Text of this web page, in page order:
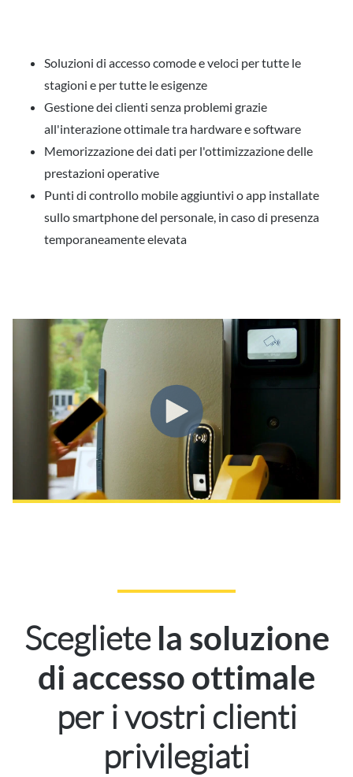
Soluzioni di accesso comode e veloci per tutte le
stagioni e per tutte le esigenze
Gestione dei clienti senza problemi grazie
all'interazione ottimale tra hardware e software
Memorizzazione dei dati per l'ottimizzazione delle
prestazioni operative
Punti di controllo mobile aggiuntivi o app installate
sullo smartphone del personale, in caso di presenza
temporaneamente elevata
Scegliete la soluzione
di accesso ottimale
per i vostri clienti
privilegiati